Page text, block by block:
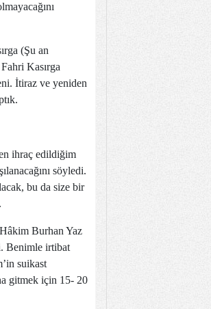
(Şu an
Kasırga
İtiraz ve yeniden
ihraç edildiğim
söyledi.
bu da size bir
Burhan Yaz
Benimle irtibat
suikast
gitmek için 15- 20